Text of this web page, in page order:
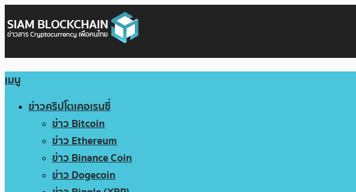
เมนู
ข่าวคริปโตเคอเรนซี่
ข่าว Bitcoin
ข่าว Ethereum
ข่าว Binance Coin
ข่าว Dogecoin